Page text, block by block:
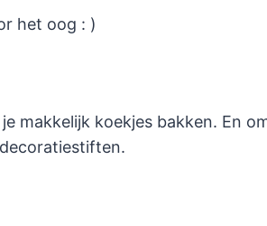
het oog : )
makkelijk koekjes bakken. En